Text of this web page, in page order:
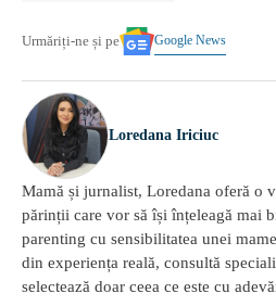
Urmăriți-ne și pe Google News
Loredana Iriciuc
Mamă și jurnalist, Loredana oferă o
părinții care vor să își înțeleagă mai
parenting cu sensibilitatea unei
din experiența reală, consultă
selectează doar ceea ce este cu